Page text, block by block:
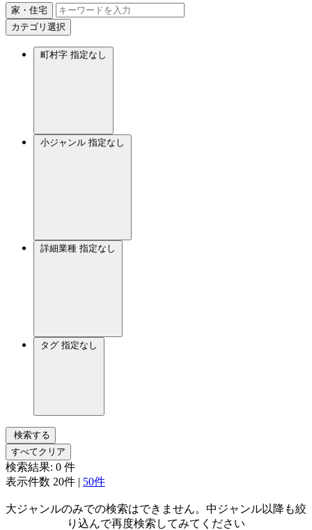
家・住宅
カテゴリ選択
町村字 指定なし
小ジャンル 指定なし
詳細業種 指定なし
タグ 指定なし
検索する
すべてクリア
検索結果: 0 件
表示件数 20件 | 50件
大ジャンルのみでの検索はできません。中ジャンル以降も絞
り込んで再度検索してみてください